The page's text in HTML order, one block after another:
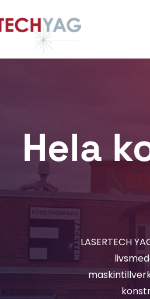
Hela
LASERTECH